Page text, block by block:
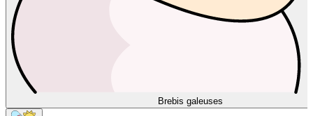
Brebis galeuses